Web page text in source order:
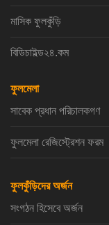
মাসিক ফুলকুঁড়ি
বিডিচাইল্ড২৪.কম
ফুলমেলা
সাবেক প্রধান পরিচালকগণ
ফুলমেলা রেজিস্ট্রেশন ফরম
ফুলকুঁড়িদের অর্জন
সংগঠন হিসেবে অর্জন